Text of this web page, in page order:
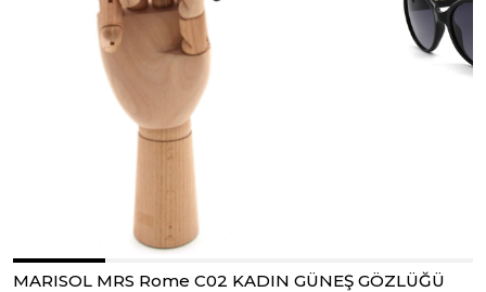
MARISOL MRS Rome C02 KADIN GÜNEŞ GÖZLÜĞÜ